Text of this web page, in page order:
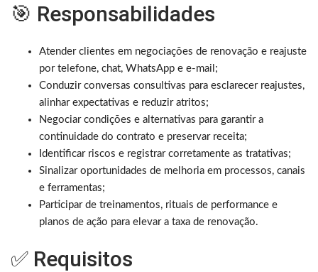
🎯 Responsabilidades
Atender clientes em negociações de renovação e reajuste
por telefone, chat, WhatsApp e e-mail;
Conduzir conversas consultivas para esclarecer reajustes,
alinhar expectativas e reduzir atritos;
Negociar condições e alternativas para garantir a
continuidade do contrato e preservar receita;
Identificar riscos e registrar corretamente as tratativas;
Sinalizar oportunidades de melhoria em processos, canais
e ferramentas;
Participar de treinamentos, rituais de performance e
planos de ação para elevar a taxa de renovação.
✅ Requisitos